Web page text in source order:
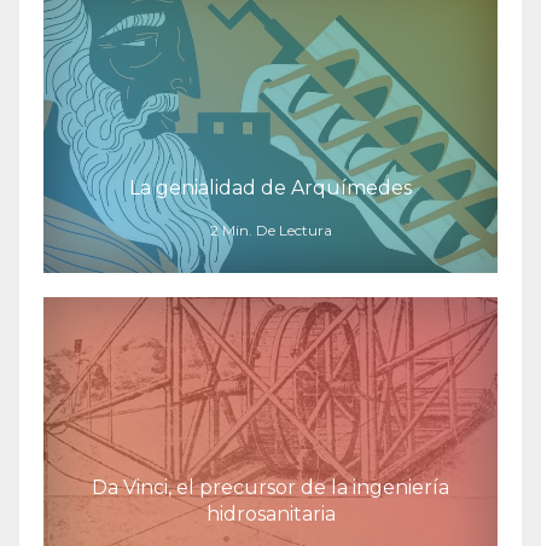
La genialidad de Arquímedes
2 Min. De Lectura
Da Vinci, el precursor de la ingeniería
hidrosanitaria